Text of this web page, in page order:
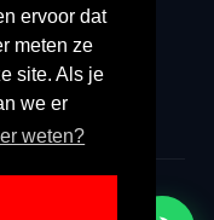
ervoor dat
meten ze
site. Als je
we er
weten?